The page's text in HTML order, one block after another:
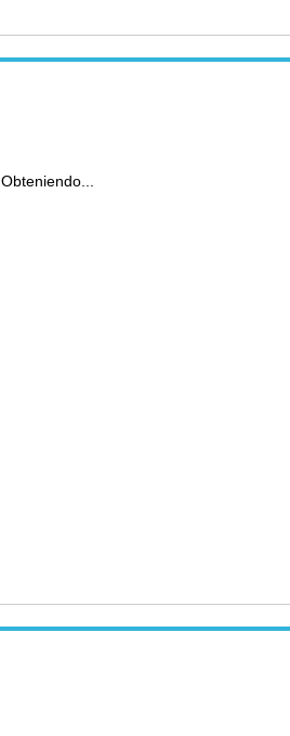
Obteniendo...